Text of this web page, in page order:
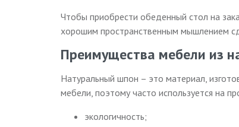
Чтобы приобрести обеденный стол на
хорошим пространственным мышлением
Преимущества мебели из
Натуральный шпон – это материал,
мебели, поэтому часто используется на
экологичность;